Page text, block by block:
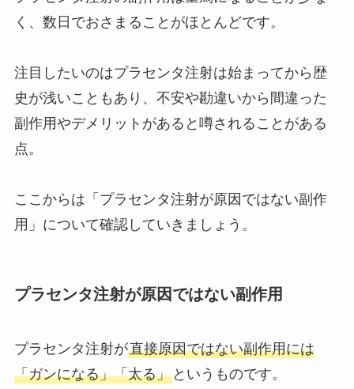
く、数日でおさまることがほとんどです。
注目したいのはプラセンタ注射は始まってから歴
史が浅いこともあり、不安や勘違いから間違った
副作用やデメリットがあると噂されることがある
点。
ここからは「プラセンタ注射が原因ではない副作
用」について確認していきましょう。
プラセンタ注射が原因ではない副作用
プラセンタ注射が直接原因ではない副作用には
「ガンになる」「太る」というものです。